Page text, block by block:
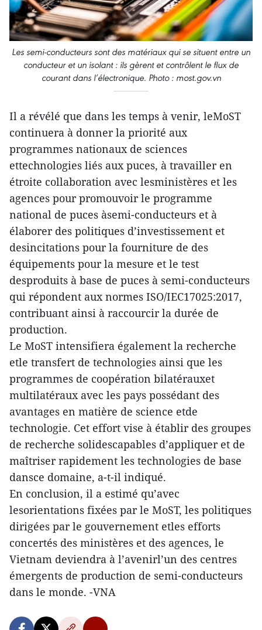
Les semi-conducteurs sont des matériaux qui se situent entre un
conducteur et un isolant : ils gèrent et contrôlent le flux de
courant dans l’électronique. Photo : most.gov.vn
Il a révélé que dans les temps à venir, leMoST
continuera à donner la priorité aux
programmes nationaux de sciences
ettechnologies liés aux puces, à travailler en
étroite collaboration avec lesministères et les
agences pour promouvoir le programme
national de puces àsemi-conducteurs et à
élaborer des politiques d’investissement et
desincitations pour la fourniture de des
équipements pour la mesure et le test
desproduits à base de puces à semi-conducteurs
qui répondent aux normes ISO/IEC17025:2017,
contribuant ainsi à raccourcir la durée de
production.
Le MoST intensifiera également la recherche
etle transfert de technologies ainsi que les
programmes de coopération bilatérauxet
multilatéraux avec les pays possédant des
avantages en matière de science etde
technologie. Cet effort vise à établir des groupes
de recherche solidescapables d’appliquer et de
maîtriser rapidement les technologies de base
dansce domaine, a-t-il indiqué.
En conclusion, il a estimé qu’avec
lesorientations fixées par le MoST, les politiques
dirigées par le gouvernement etles efforts
concertés des ministères et des agences, le
Vietnam deviendra à l’avenirl’un des centres
émergents de production de semi-conducteurs
dans le monde. -VNA